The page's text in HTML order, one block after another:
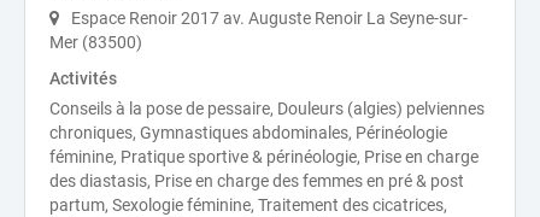
Espace Renoir 2017 av. Auguste Renoir La Seyne-sur-
Mer (83500)
Activités
Conseils à la pose de pessaire, Douleurs (algies) pelviennes
chroniques, Gymnastiques abdominales, Périnéologie
féminine, Pratique sportive & périnéologie, Prise en charge
des diastasis, Prise en charge des femmes en pré & post
partum, Sexologie féminine, Traitement des cicatrices,